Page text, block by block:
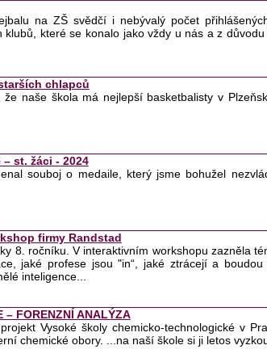
na ZŠ svědčí i nebývalý počet
které se konalo jako vždy u nás a z
chlapců
že naše škola má nejlepší basketbalisty v
st. žáci - 2024
souboj o medaile, který jsme bohužel
firmy Randstad
8. ročníku. V interaktivním workshopu zazněla
jaké profese jsou "in“, jaké ztrácejí a
inteligence...
– FORENZNÍ ANALÝZA
Vysoké školy chemicko-technologické v
chemické obory. ...na naší škole si ji letos